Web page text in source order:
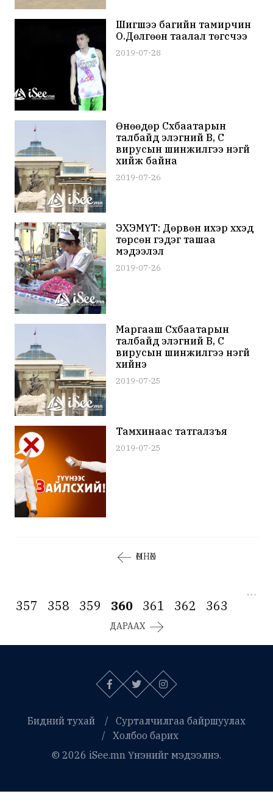
Шигшээ багийн тамирчин
О.Дөлгөөн таалал төгсчээ
2019-07-28
Өнөөдөр Сүхбаатарын
талбайд элэгний В, С
вирусын шинжилгээ үнэгүй
хийж байна
2019-07-26
ЭХЭМҮТ: Дөрвөн ихэр хүүхэд
төрсөн гэдэг ташаа
мэдээлэл
2019-07-26
Маргааш Сүхбаатарын
талбайд элэгний В, С
вирусын шинжилгээ үнэгүй
хийнэ
2019-07-25
Тамхинаас татгалзъя
2019-07-25
ӨМНӨХ
357 358 359 360 361 362 363
…
ДАРААХ
Бидний тухай
Сурталчилгаа байршуулах
Холбоо барих
© 2026 iSee.mn Үнэнийг мэдээлнэ.